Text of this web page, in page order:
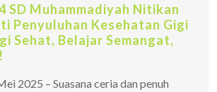
SD Muhammadiyah Nitikan
Penyuluhan Kesehatan Gigi
Sehat, Belajar Semangat,
2025 – Suasana ceria dan penuh